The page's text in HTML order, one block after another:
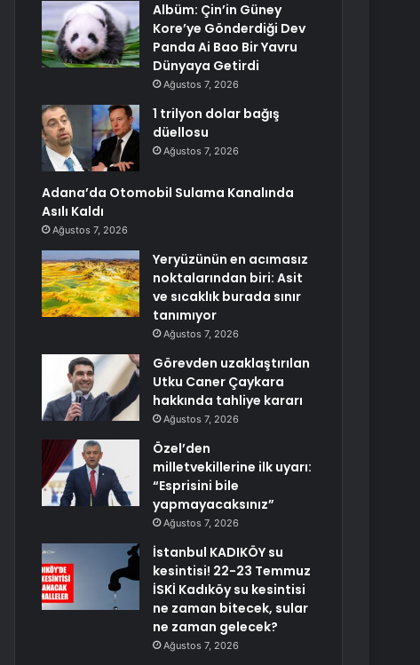
Albüm: Çin’in Güney
Kore’ye Gönderdiği Dev
Panda Ai Bao Bir Yavru
Dünyaya Getirdi
Ağustos 7, 2026
1 trilyon dolar bağış
düellosu
Ağustos 7, 2026
Adana’da Otomobil Sulama Kanalında
Asılı Kaldı
Ağustos 7, 2026
Yeryüzünün en acımasız
noktalarından biri: Asit
ve sıcaklık burada sınır
tanımıyor
Ağustos 7, 2026
Görevden uzaklaştırılan
Utku Caner Çaykara
hakkında tahliye kararı
Ağustos 7, 2026
Özel’den
milletvekillerine ilk uyarı:
“Esprisini bile
yapmayacaksınız”
Ağustos 7, 2026
İstanbul KADIKÖY su
kesintisi! 22-23 Temmuz
İSKİ Kadıköy su kesintisi
ne zaman bitecek, sular
ne zaman gelecek?
Ağustos 7, 2026